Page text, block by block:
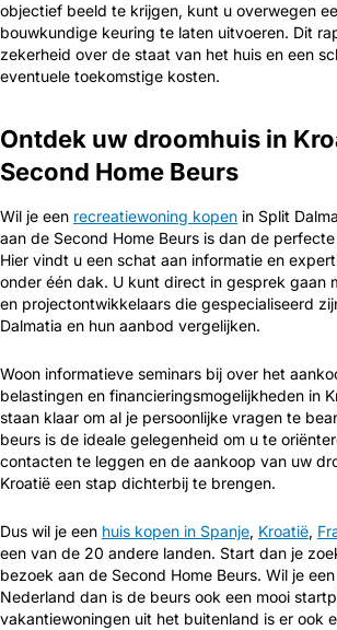
objectief beeld te krijgen, kunt u overwegen
bouwkundige keuring te laten uitvoeren. Dit
zekerheid over de staat van het huis en een
eventuele toekomstige kosten.
Ontdek uw droomhuis in
Second Home Beurs
Wil je een recreatiewoning kopen in Split
aan de Second Home Beurs is dan de
Hier vindt u een schat aan informatie en
onder één dak. U kunt direct in gesprek gaan
en projectontwikkelaars die gespecialiseerd
Dalmatia en hun aanbod vergelijken.
Woon informatieve seminars bij over het
belastingen en financieringsmogelijkheden in
staan klaar om al je persoonlijke vragen te
beurs is de ideale gelegenheid om u te
contacten te leggen en de aankoop van uw
Kroatië een stap dichterbij te brengen.
Dus wil je een huis kopen in Spanje, Kroatië,
een van de 20 andere landen. Start dan je
bezoek aan de Second Home Beurs. Wil je een
Nederland dan is de beurs ook een mooi
vakantiewoningen uit het buitenland is er ook